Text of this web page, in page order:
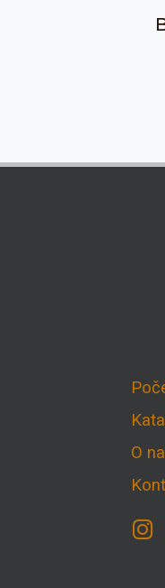
O